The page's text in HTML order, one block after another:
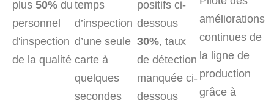
plus 50% du
personnel
d'inspection
de la qualité
temps
d’inspection
d’une seule
carte à
quelques
secondes
positifs ci-
dessous
30%, taux
de détection
manquée ci-
dessous
améliorations
continues de
la ligne de
production
grâce à